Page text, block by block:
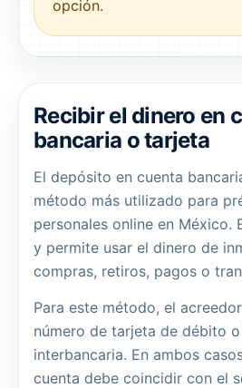
opción.
Recibir el dinero en
bancaria o tarjeta
El depósito en cuenta
método más utilizado para
personales online en México.
y permite usar el dinero de
compras, retiros, pagos o
Para este método, el
número de tarjeta de débito o
interbancaria. En ambos
cuenta debe coincidir con el